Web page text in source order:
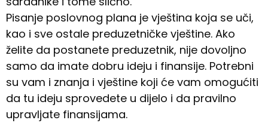
Pisanje poslovnog plana je vještina koja se uči,
kao i sve ostale preduzetničke vještine. Ako
želite da postanete preduzetnik, nije dovoljno
samo da imate dobru ideju i finansije. Potrebni
su vam i znanja i vještine koji će vam omogućiti
da tu ideju sprovedete u dijelo i da pravilno
upravljate finansijama.